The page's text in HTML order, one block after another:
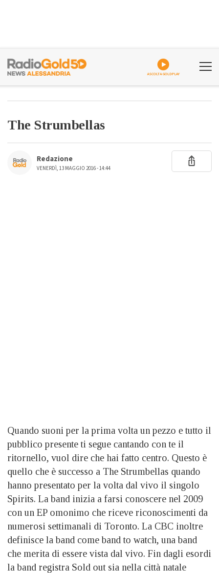
ASCOLTA GOLDPLAY
The Strumbellas
Redazione
VENERDÌ, 13 MAGGIO 2016 - 14:44
Quando suoni per la prima volta un pezzo e tutto il
pubblico presente ti segue cantando con te il
ritornello, vuol dire che hai fatto centro. Questo è
quello che è successo a The Strumbellas quando
hanno presentato per la volta dal vivo il singolo
Spirits. La band inizia a farsi conoscere nel 2009
con un EP omonimo che riceve riconoscimenti da
numerosi settimanali di Toronto. La CBC inoltre
definisce la band come band to watch, una band
che merita di essere vista dal vivo. Fin dagli esordi
la band registra Sold out sia nella città natale